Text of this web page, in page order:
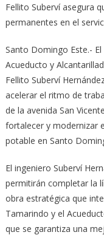
Fellito Suberví asegura
permanentes en el
Santo Domingo Este.-
Acueducto y
Fellito Suberví
acelerar el ritmo de
de la avenida San
fortalecer y modernizar
potable en Santo
El ingeniero Suberví
permitirán completar la
obra estratégica que
Tamarindo y el
que se garantiza una